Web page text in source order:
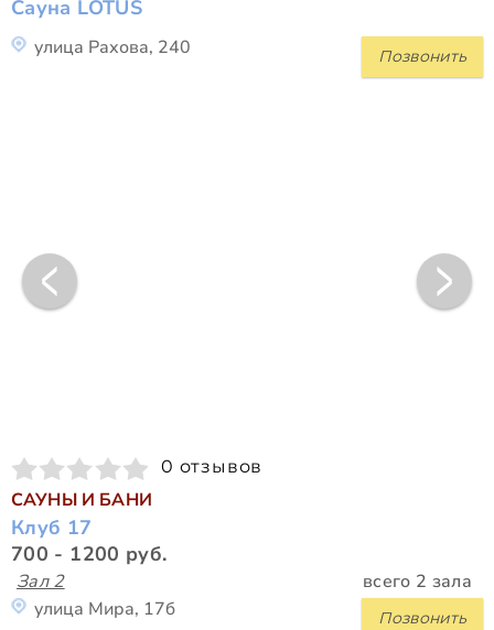
Сауна LOTUS
Позвонить
улица Рахова, 240
0 отзывов
САУНЫ И БАНИ
Клуб 17
700 - 1200 руб.
Зал 2 всего 2 зала
Позвонить
улица Мира, 17б